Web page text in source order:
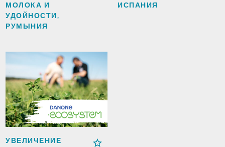
МОЛОКА И
УДОЙНОСТИ,
РУМЫНИЯ
ИСПАНИЯ
УВЕЛИЧЕНИЕ